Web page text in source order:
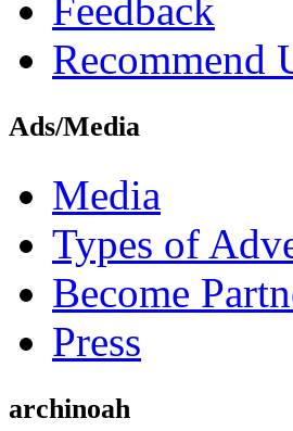
Feedback
Recommend
Ads/Media
Media
Types of
Become
Press
archinoah